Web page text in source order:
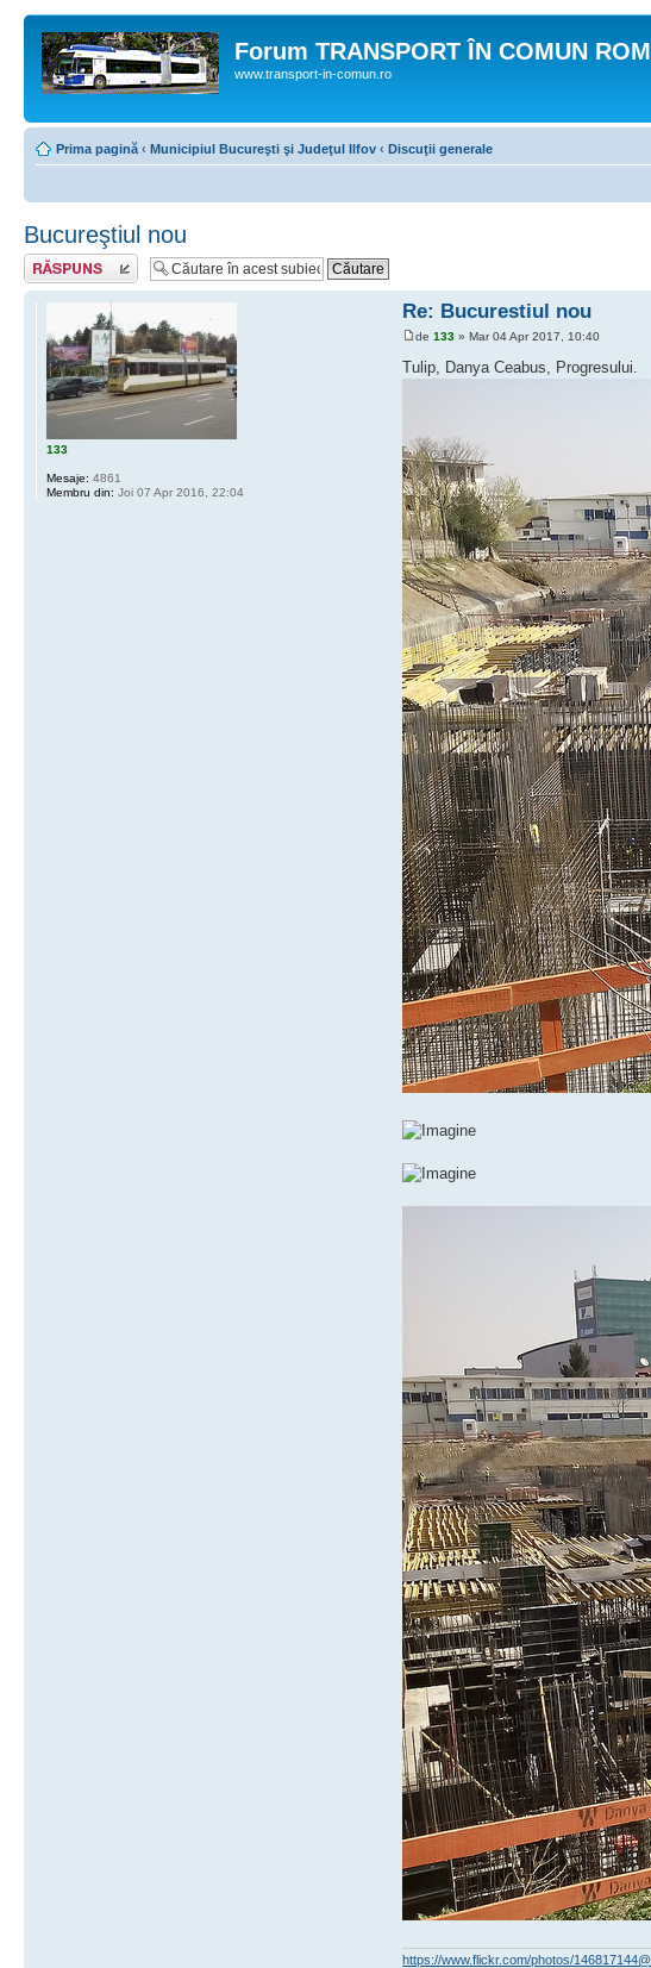
Forum TRANSPORT ÎN COMUN
www.transport-in-comun.ro
Prima pagină ‹ Municipiul Bucureşti şi Judeţul Ilfov ‹ Discuţii generale
Bucureştiul nou
Răspunde
Re: Bucurestiul nou
de133 » Mar 04 Apr 2017, 10:40
Tulip, Danya Ceabus, Progresului.
https://www.flickr.com/photos/
133
Mesaje: 4861
Membru din: Joi 07 Apr 2016, 22:04